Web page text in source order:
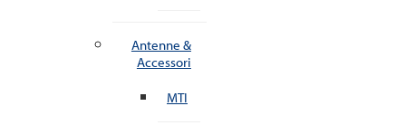
Antenne &
Accessori
MTI